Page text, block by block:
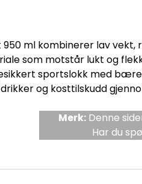
950 ml kombinerer lav
som motstår lukt og
sportslokk med
og kosttilskudd
Merk:Denne
Har du